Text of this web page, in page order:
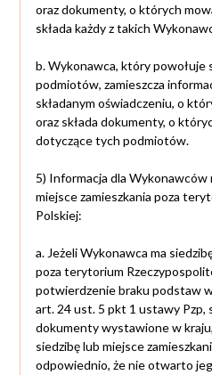
oraz dokumenty, o których
składa każdy z takich
b. Wykonawca, który powołuje
podmiotów, zamieszcza
składanym oświadczeniu, o
oraz składa dokumenty, o
dotyczące tych podmiotów.
5) Informacja dla Wykonawców
miejsce zamieszkania poza
Polskiej:
a. Jeżeli Wykonawca ma
poza terytorium
potwierdzenie braku podstaw
art. 24 ust. 5 pkt 1 ustawy Pzp,
dokumenty wystawione w
siedzibę lub miejsce
odpowiednio, że nie otwarto